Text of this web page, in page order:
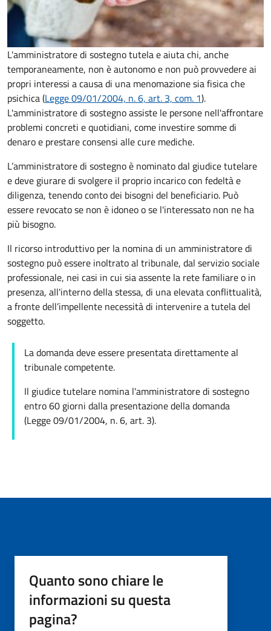
L'amministratore di sostegno tutela e aiuta chi, anche
temporaneamente, non è autonomo e non può provvedere ai
propri interessi a causa di una menomazione sia fisica che
psichica (Legge 09/01/2004, n. 6, art. 3, com. 1).
L'amministratore di sostegno assiste le persone nell'affrontare
problemi concreti e quotidiani, come investire somme di
denaro e prestare consensi alle cure mediche.
L’amministratore di sostegno è nominato dal giudice tutelare
e deve giurare di svolgere il proprio incarico con fedeltà e
diligenza, tenendo conto dei bisogni del beneficiario. Può
essere revocato se non è idoneo o se l'interessato non ne ha
più bisogno.
Il ricorso introduttivo per la nomina di un amministratore di
sostegno può essere inoltrato al tribunale, dal servizio sociale
professionale, nei casi in cui sia assente la rete familiare o in
presenza, all'interno della stessa, di una elevata conflittualità,
a fronte dell’impellente necessità di intervenire a tutela del
soggetto.
La domanda deve essere presentata direttamente al
tribunale competente.
Il giudice tutelare nomina l'amministratore di sostegno
entro 60 giorni dalla presentazione della domanda
(Legge 09/01/2004, n. 6, art. 3).
Quanto sono chiare le
informazioni su questa
pagina?